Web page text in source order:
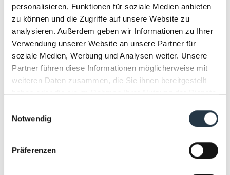
personalisieren, Funktionen für soziale Medien anbieten
zu können und die Zugriffe auf unsere Website zu
analysieren. Außerdem geben wir Informationen zu Ihrer
Verwendung unserer Website an unsere Partner für
soziale Medien, Werbung und Analysen weiter. Unsere
Partner führen diese Informationen möglicherweise mit
weiteren Daten zusammen, die Sie ihnen bereitgestellt
haben oder die sie im Rahmen Ihrer Nutzung der Dienste
Notwendig
Präferenzen
13.11.2017